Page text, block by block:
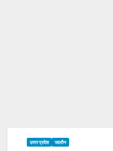
उत्तर प्रदेश जालौन